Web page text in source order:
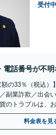
受付中
電話番号が不
額の33％（税込
副業詐欺／出会
のトラブルは、
料金表を見